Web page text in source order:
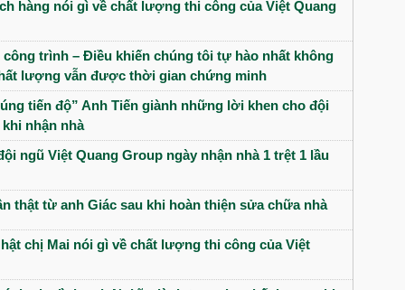
hàng nói gì về chất lượng thi công của Việt Quang
công trình – Điều khiến chúng tôi tự hào nhất không
lượng vẫn được thời gian chứng minh
tiến độ” Anh Tiến giành những lời khen cho đội
nhận nhà
ngũ Việt Quang Group ngày nhận nhà 1 trệt 1 lầu
thật từ anh Giác sau khi hoàn thiện sửa chữa nhà
chị Mai nói gì về chất lượng thi công của Việt